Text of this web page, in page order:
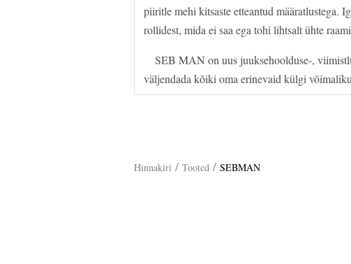
piiritle mehi kitsaste etteantud määratlustega.
rollidest, mida ei saa ega tohi lihtsalt ühte
SEB MAN on uus juuksehoolduse-,
väljendada kõiki oma erinevaid külgi
Hinnakiri / Tooted / SEBMAN